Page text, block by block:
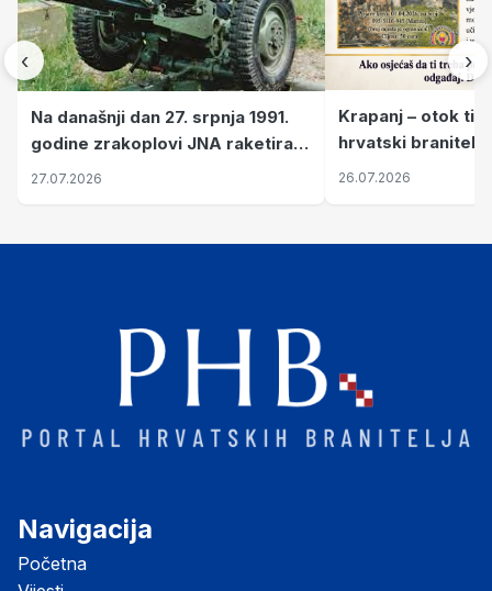
‹
Na današnji dan 27. srpnja 1991.
godine zrakoplovi JNA raketirali
su vojarnu i obučni centar "Nikola
27.07.2026
Krapanj – otok
hrvatski branitelji
pronalaze mir
26.07.2026
›
Navigacija
Početna